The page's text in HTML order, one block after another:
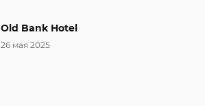
Old Bank Hotel
26 мая 2025